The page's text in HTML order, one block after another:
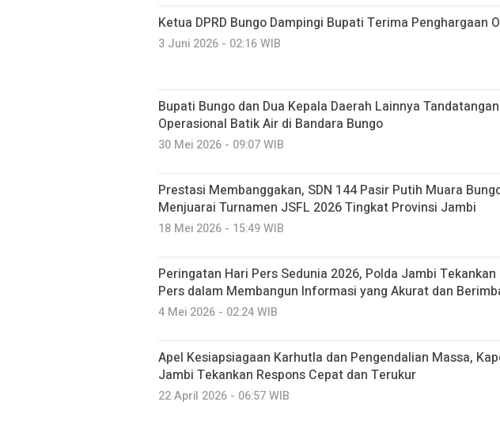
Ketua DPRD Bungo Dampingi Bupati Terima Penghargaan
3 Juni 2026 - 02:16 WIB
Bupati Bungo dan Dua Kepala Daerah Lainnya
Operasional Batik Air di Bandara Bungo
30 Mei 2026 - 09:07 WIB
Prestasi Membanggakan, SDN 144 Pasir Putih Muara
Menjuarai Turnamen JSFL 2026 Tingkat Provinsi Jambi
18 Mei 2026 - 15:49 WIB
Peringatan Hari Pers Sedunia 2026, Polda Jambi Tekankan
Pers dalam Membangun Informasi yang Akurat dan
4 Mei 2026 - 02:24 WIB
Apel Kesiapsiagaan Karhutla dan Pengendalian Massa,
Jambi Tekankan Respons Cepat dan Terukur
22 April 2026 - 06:57 WIB